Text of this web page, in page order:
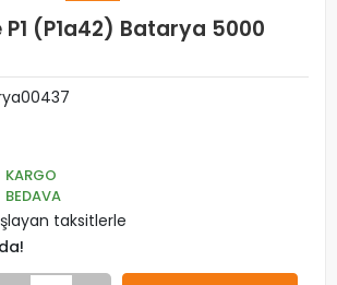
P1 (P1a42) Batarya 5000
KARGO
BEDAVA
taksitlerle